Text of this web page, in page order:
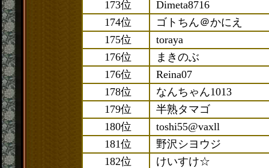
173位
Dimeta8716
174位
ゴトちん＠かにえ
175位
toraya
176位
まきのぶ
176位
Reina07
178位
なんちゃん1013
179位
半熟タマゴ
180位
toshi55@vaxll
181位
野沢シヨウジ
182位
けいすけ☆